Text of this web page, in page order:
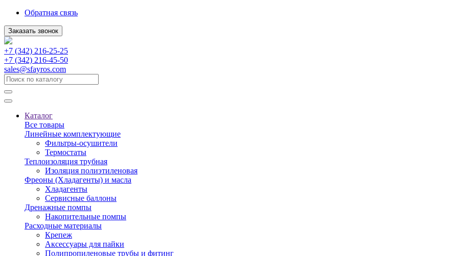
Обратная связь
Заказать звонок
+7 (342) 216-25-25
+7 (342) 216-45-50
sales@sfayros.com
Каталог
Все товары
Линейные комплектующие
Фильтры-осушители
Термостаты
Теплоизоляция трубная
Изоляция полиэтиленовая
Фреоны (Хладагенты) и масла
Хладагенты
Сервисные баллоны
Дренажные помпы
Накопительные помпы
Расходные материалы
Крепеж
Аксессуары для пайки
Полипропиленовые трубы и фитинг